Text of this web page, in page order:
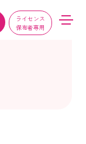
ライセンス
保有者専用